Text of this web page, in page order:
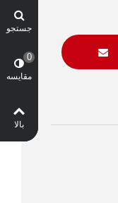
جستجو
مقایسه
0
بالا